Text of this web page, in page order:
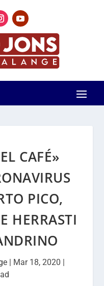
CAFÉ»
PICO,
HERRASTI
| Mar 18, 2020 |